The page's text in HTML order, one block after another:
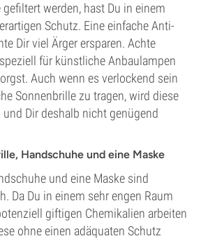
werden, hast Du in einem
Schutz. Eine einfache Anti-
Dir viel Ärger ersparen. Achte
für künstliche Anbaulampen
Auch wenn es verlockend sein
Sonnenbrille zu tragen, wird diese
Dir deshalb nicht genügend
Handschuhe und eine Maske
und eine Maske sind
Da Du in einem sehr engen Raum
giftigen Chemikalien arbeiten
ohne einen adäquaten Schutz